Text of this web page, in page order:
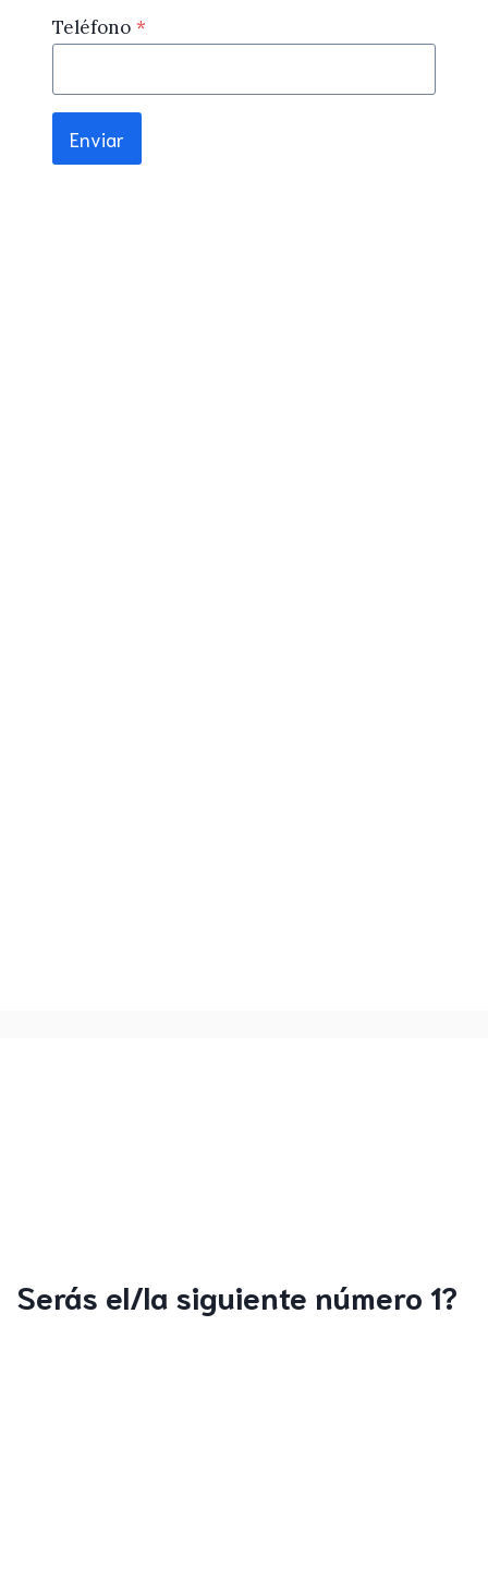
Teléfono *
Enviar
Serás el/la siguiente número 1?